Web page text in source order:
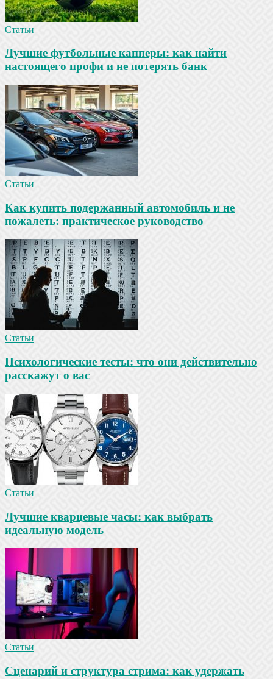
Статьи
Лучшие футбольные капперы: как найти
настоящего профи и не потерять банк
Статьи
Как купить подержанный автомобиль и не
пожалеть: практическое руководство
Статьи
Психологические тесты: что они действительно
расскажут о вас
Статьи
Лучшие кварцевые часы: как выбрать
идеальную модель
Статьи
Сценарий и структура стрима: как удержать